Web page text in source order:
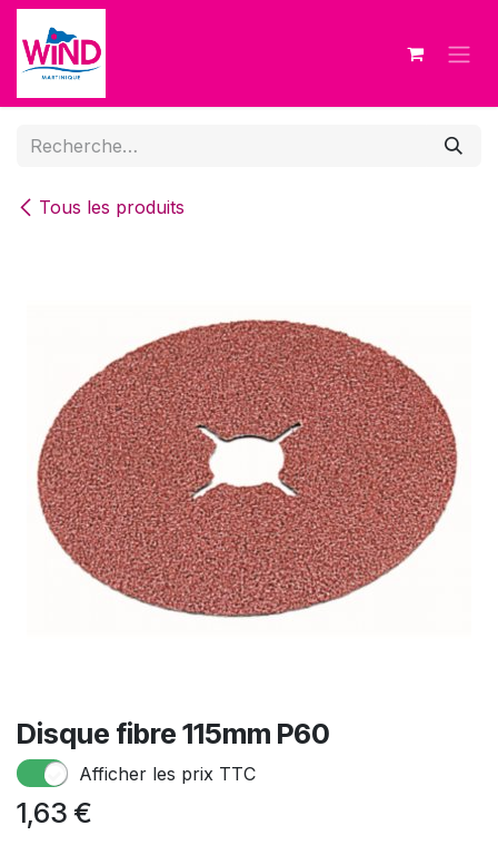
Se rendre au contenu
Tous les produits
Disque fibre 115mm P60
Afficher les prix TTC
1,63 €